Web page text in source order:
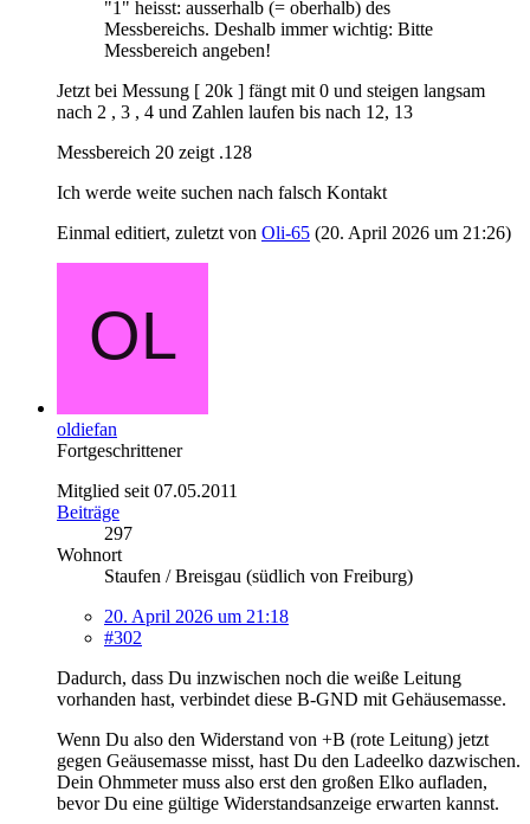
"1" heisst: ausserhalb (= oberhalb) des
Messbereichs. Deshalb immer wichtig: Bitte
Messbereich angeben!
Jetzt bei Messung [ 20k ] fängt mit 0 und steigen langsam
nach 2 , 3 , 4 und Zahlen laufen bis nach 12, 13
Messbereich 20 zeigt .128
Ich werde weite suchen nach falsch Kontakt
Einmal editiert, zuletzt von Oli-65 (20. April 2026 um 21:26)
oldiefan
Fortgeschrittener
Mitglied seit 07.05.2011
Beiträge
297
Wohnort
Staufen / Breisgau (südlich von Freiburg)
20. April 2026 um 21:18
#302
Dadurch, dass Du inzwischen noch die weiße Leitung
vorhanden hast, verbindet diese B-GND mit Gehäusemasse.
Wenn Du also den Widerstand von +B (rote Leitung) jetzt
gegen Geäusemasse misst, hast Du den Ladeelko dazwischen.
Dein Ohmmeter muss also erst den großen Elko aufladen,
bevor Du eine gültige Widerstandsanzeige erwarten kannst.